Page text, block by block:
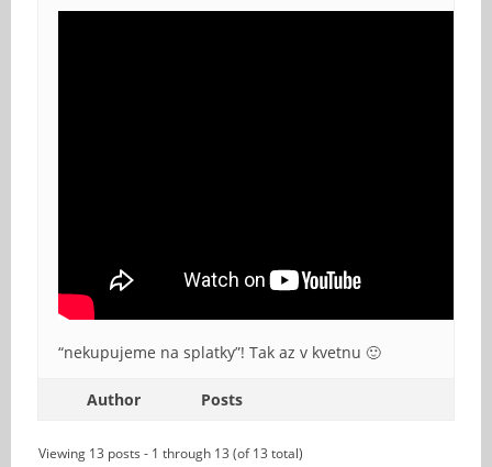
“nekupujeme na splatky”! Tak az v kvetnu 🙂
Author Posts
Viewing 13 posts - 1 through 13 (of 13 total)